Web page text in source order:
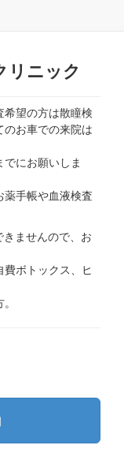
リニック
希望の方は散瞳検
のお車での来院は
でにお願いしま
薬手帳や血液検査
ませんので、お
費ボトックス、ヒ